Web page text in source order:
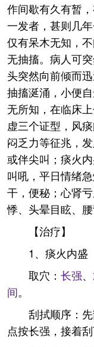
作间歇有久有暂
一发者，甚则几
仅有呆木无知，
无抽搐。病人可
头突然向前倾而
抽搐涎涌，小便
无所知，在临床
虚三个证型，风
闷乏力等征兆，
或伴尖叫；痰火
叫吼，平日情绪
干，便秘；心肾
悸、头晕目眩、腰
【治疗】
1、痰火内盛
取穴： 长强、
间。
刮拭顺序：
点按长强，接着